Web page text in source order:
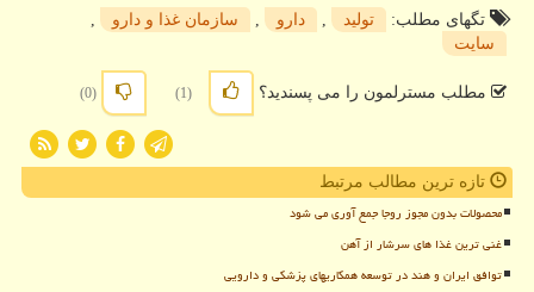
تگهای مطلب:
تولید دارو سازمان غذا و دارو
سایت
مطلب مسترلمون را می پسندید؟ (1)
(0)
تازه ترین مطالب مرتبط
محصولات بدون مجوز روجا جمع آوری می شود
غنی ترین غذا های سرشار از آهن
توافق ایران و هند در توسعه همکاریهای پزشکی و دارویی